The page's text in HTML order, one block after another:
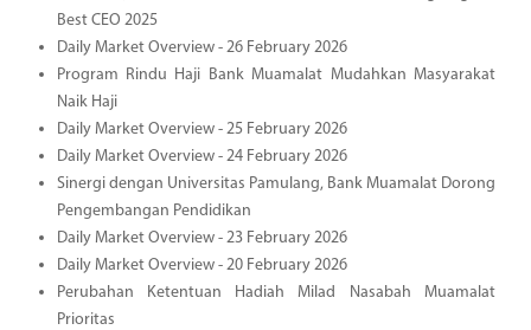
Best CEO 2025
Daily Market Overview - 26 February 2026
Program Rindu Haji Bank Muamalat Mudahkan Masyarakat
Naik Haji
Daily Market Overview - 25 February 2026
Daily Market Overview - 24 February 2026
Sinergi dengan Universitas Pamulang, Bank Muamalat Dorong
Pengembangan Pendidikan
Daily Market Overview - 23 February 2026
Daily Market Overview - 20 February 2026
Perubahan Ketentuan Hadiah Milad Nasabah Muamalat
Prioritas